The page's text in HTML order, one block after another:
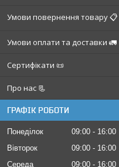
Умови повернення товару 📋
Умови оплати та доставки 🚛
Сертифікати 📜
Про нас 📃
ГРАФІК РОБОТИ
Понеділок 09:00
16:00
Вівторок
09:00
16:00
Середа
09:00
16:00